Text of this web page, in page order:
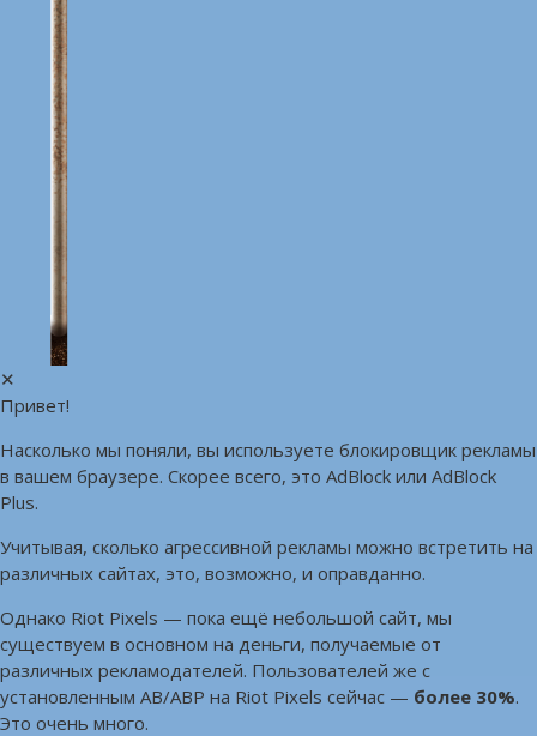
✕
Привет!
Насколько мы поняли, вы используете блокировщик рекламы
в вашем браузере. Скорее всего, это AdBlock или AdBlock
Plus.
Учитывая, сколько агрессивной рекламы можно встретить на
различных сайтах, это, возможно, и оправданно.
Однако Riot Pixels — пока ещё небольшой сайт, мы
существуем в основном на деньги, получаемые от
различных рекламодателей. Пользователей же с
установленным AB/ABP на Riot Pixels сейчас — более 30%.
Это очень много.